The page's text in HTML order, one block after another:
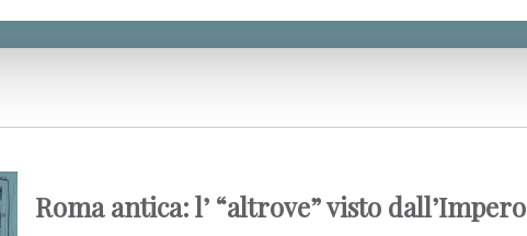
Roma antica: l’ “altrove” visto dall’Impero